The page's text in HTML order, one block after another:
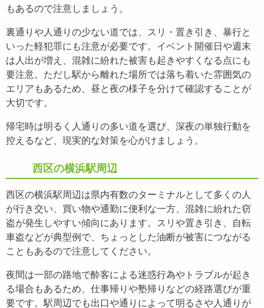
もあるので注意しましょう。
裏通りや人通りの少ない道では、スリ・置き引き、暴行と
いった軽犯罪にも注意が必要です。イベント開催日や週末
は人出が増え、混雑に紛れた被害も起きやすくなる点にも
要注意。ただし駅から離れた場所では落ち着いた雰囲気の
エリアもあるため、昼と夜の様子を分けて確認することが
大切です。
帰宅時は明るく人通りの多い道を選び、深夜の単独行動を
控えるなど、現実的な対策を心がけましょう。
西区の横浜駅周辺
西区の横浜駅周辺は県内有数のターミナルとして多くの人
が行き交い、買い物や通勤に便利な一方、混雑に紛れた窃
盗が発生しやすい傾向にあります。スリや置き引き、自転
車盗などが典型例で、ちょっとした油断が被害につながる
こともあるので注意してください。
夜間は一部の路地で酔客による迷惑行為やトラブルが起き
る場合もあるため、仕事帰りや塾帰りなどの経路選びが重
要です。駅周辺でも出口や通りによって明るさや人通りが